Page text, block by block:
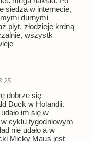
siedza w internecie,
durnymi
plyt, złodzieje krdną
wszystk
dobrze się
Duck w Holandii.
im się w
cyklu tygodniowym
nie udało a w
Micky Maus jest